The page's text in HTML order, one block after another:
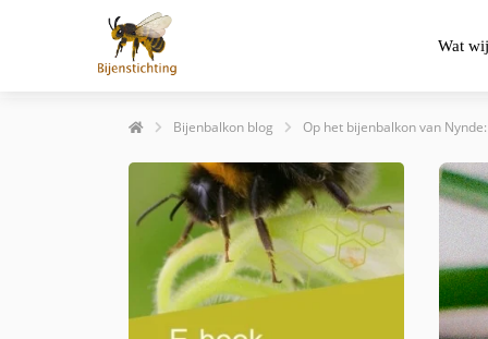
Wat
Bijenbalkon blog Op het bijenbalkon van